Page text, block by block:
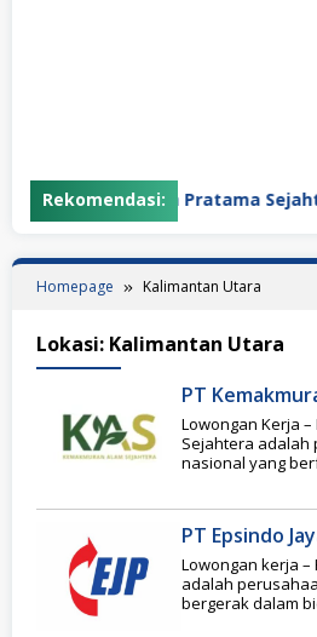
Rekomendasi:
PT Garuda Daya Pratama
Homepage Kalimantan Utara
Lokasi: Kalimantan Utara
PT
Lowongan Kerja –
Sejahtera adalah
nasional yang
PT Epsindo
Lowongan kerja –
adalah
bergerak dalam